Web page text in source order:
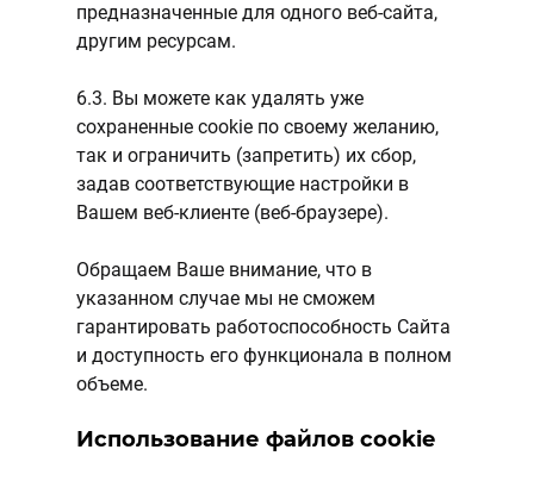
предназначенные для одного веб-сайта,
другим ресурсам.
6.3. Вы можете как удалять уже
сохраненные cookie по своему желанию,
так и ограничить (запретить) их сбор,
задав соответствующие настройки в
Вашем веб-клиенте (веб-браузере).
Обращаем Ваше внимание, что в
указанном случае мы не сможем
гарантировать работоспособность Сайта
и доступность его функционала в полном
объеме.
Использование файлов cookie